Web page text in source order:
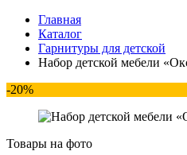
Главная
Каталог
Гарнитуры для детской
Набор детской мебели
-20%
Товары на фото